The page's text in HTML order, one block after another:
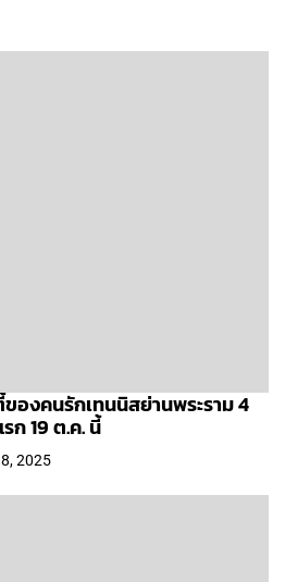
องคนรักเทนนิสย่านพระราม 4
ก 19 ต.ค. นี้
2025